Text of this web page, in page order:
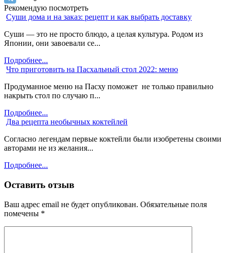
Рекомендую посмотреть
Суши дома и на заказ: рецепт и как выбрать доставку
Суши — это не просто блюдо, а целая культура. Родом из
Японии, они завоевали се...
Подробнее...
Что приготовить на Пасхальный стол 2022: меню
Продуманное меню на Пасху поможет не только правильно
накрыть стол по случаю п...
Подробнее...
Два рецепта необычных коктейлей
Согласно легендам первые коктейли были изобретены своими
авторами не из желания...
Подробнее...
Оставить отзыв
Ваш адрес email не будет опубликован. Обязательные поля
помечены *